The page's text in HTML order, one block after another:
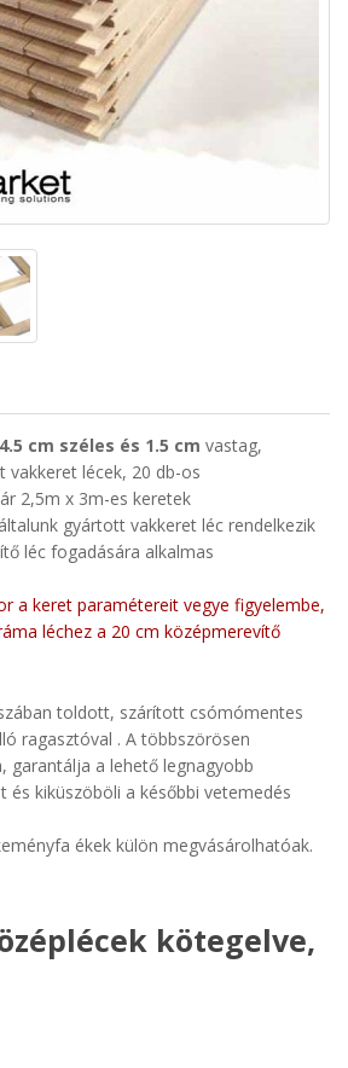
4.5 cm széles és 1.5 cm vastag,
vakkeret lécek, 20 db-os
2,5m x 3m-es keretek
gyártott vakkeret léc rendelkezik
léc fogadására alkalmas
a keret paramétereit vegye figyelembe,
léchez a 20 cm középmerevítő
toldott, szárított csómómentes
ragasztóval . A többszörösen
garantálja a lehető legnagyobb
és kiküszöböli a későbbi vetemedés
ékek külön megvásárolhatóak.
kötegelve,